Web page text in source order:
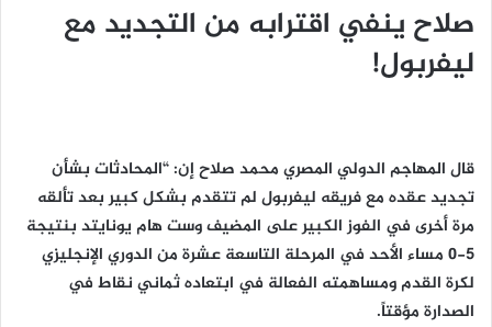
صلاح ينفي اقترابه من التجديد مع
ليفربول!
قال المهاجم الدولي المصري محمد صلاح إن: “المحادثات بشأن
تجديد عقده مع فريقه ليفربول لم تتقدم بشكل كبير بعد تألقه
مرة أخرى في الفوز الكبير على المضيف وست هام يونايتد بنتيجة
5-0 مساء الأحد في المرحلة التاسعة عشرة من الدوري الإنجليزي
لكرة القدم ومساهمته الفعالة في ابتعاده ثماني نقاط في
الصدارة مؤقتاً.